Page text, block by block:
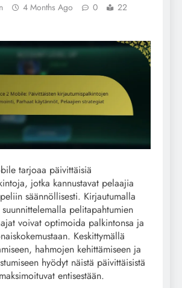
4 Months Ago 0
22
tarjoaa päivittäisiä
jotka kannustavat pelaajia
säännöllisesti. Kirjautumalla
pelitapahtumien
voivat optimoida palkintonsa ja
Keskittymällä
hahmojen kehittämiseen ja
hyödyt näistä päivittäisistä
entisestään.